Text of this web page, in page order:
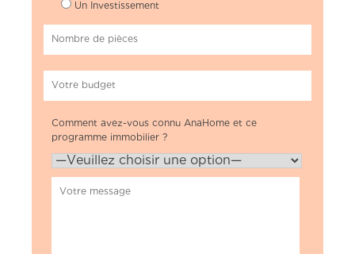
Un Investissement
Comment avez-vous connu AnaHome et ce
programme immobilier ?